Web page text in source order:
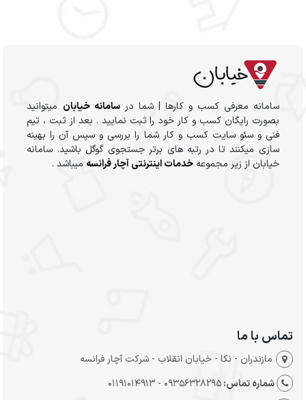
سامانه معرفی کسب و کارها | شما درسامانه خیابان میتوانید
بصورت رایگان کسب و کار خود را ثبت نمایید . بعد از ثبت ، تیم
فنی و سئو سایت کسب و کار شما را بررسی و سپس آن را بهینه
سازی میکنند تا در رتبه های برتر جستجوی گوگل باشید. سامانه
خیابان از زیر مجموعهخدمات اینترنتی آچار فرانسه میباشد .
تماس با ما
مازندران - نکا - خیابان انقلاب - شرکت آچار فرانسه
شماره تماس:09356328295 - 01191014913